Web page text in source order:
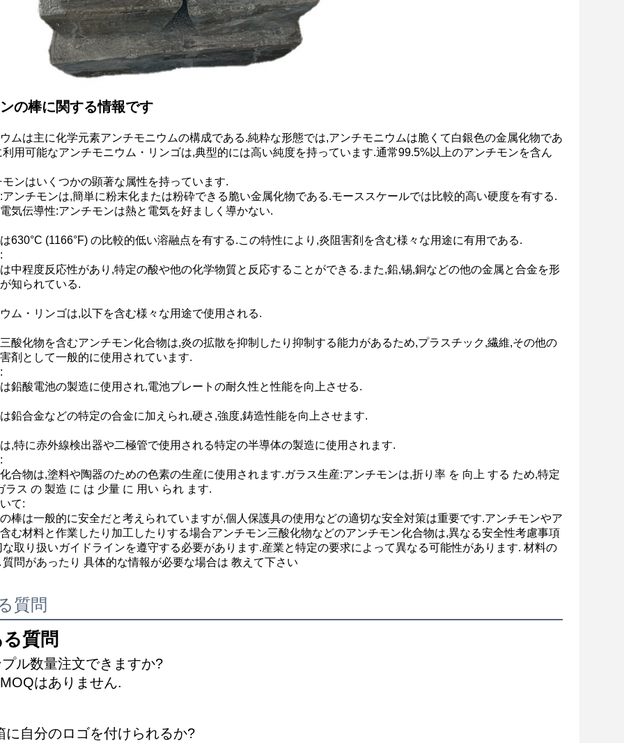
の棒に関する情報です
ムは主に化学元素アンチモニウムの構成である.純粋な形態では,アンチモニウムは脆くて白銀色の金属化物であ
用可能なアンチモニウム・リンゴは,典型的には高い純度を持っています.通常99.5%以上のアンチモンを含ん
ンはいくつかの顕著な属性を持っています.
ンチモンは,簡単に粉末化または粉砕できる脆い金属化物である.モーススケールでは比較的高い硬度を有する.
気伝導性:アンチモンは熱と電気を好ましく導かない.
630°C (1166°F) の比較的低い溶融点を有する.この特性により,炎阻害剤を含む様々な用途に有用である.
中程度反応性があり,特定の酸や他の化学物質と反応することができる.また,鉛,锡,銅などの他の金属と合金を形
知られている.
ム・リンゴは,以下を含む様々な用途で使用される.
酸化物を含むアンチモン化合物は,炎の拡散を抑制したり抑制する能力があるため,プラスチック,繊維,その他の
剤として一般的に使用されています.
鉛酸電池の製造に使用され,電池プレートの耐久性と性能を向上させる.
鉛合金などの特定の合金に加えられ,硬さ,強度,鋳造性能を向上させます.
,特に赤外線検出器や二極管で使用される特定の半導体の製造に使用されます.
合物は,塗料や陶器のための色素の生産に使用されます.ガラス生産:アンチモンは,折り率 を 向上 する ため,特定
ラス の 製造 に は 少量 に 用い られ ます.
て:
棒は一般的に安全だと考えられていますが,個人保護具の使用などの適切な安全対策は重要です.アンチモンやア
む材料と作業したり加工したりする場合アンチモン三酸化物などのアンチモン化合物は,異なる安全性考慮事項
取り扱いガイドラインを遵守する必要があります.産業と特定の要求によって異なる可能性があります. 材料の
問があったり 具体的な情報が必要な場合は 教えて下さい
質問
質問
ル数量注文できますか?
はありません.
に自分のロゴを付けられるか?